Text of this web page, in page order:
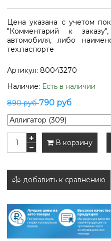
Цена указана с учетом
"Комментарий к
автомобиля, либо
тех.паспорте
Артикул: 80043270
Наличие: Есть в наличии
890 руб790 руб
В корзину
добавить к сравнению